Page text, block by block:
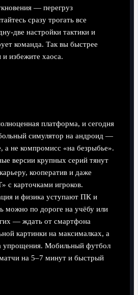
— перегруз
сразу трогать все
две настройки тактики и
команда. Так вы быстрее
избежите хаоса.
платформа, и сегодня
симулятор на андроид —
а не компромисс «на безрыбье».
версии крупных серий тянут
кооператив и даже
с карточками игроков.
и физика уступают ПК и
можно по дороге на учёбу или
— ждать от смартфона
картинки на максималках, а
упрощения. Мобильный футбол
на 5–7 минут и быстрый